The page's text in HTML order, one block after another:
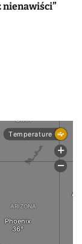
nienawiści”